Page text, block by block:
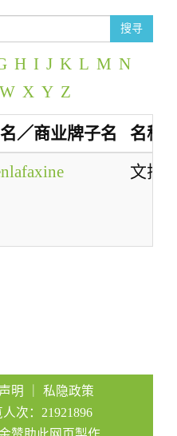
t
i
o
搜寻
H I J K L M N
W X Y Z
／商业牌子名
名称
文拉
明
私隐政策
次：21921896